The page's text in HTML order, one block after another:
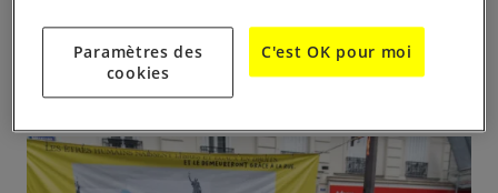
© Benjamin Girette / Hans Lucas, le 1er mai 2023 à
Paris
Paramètres des
cookies
C'est OK pour moi